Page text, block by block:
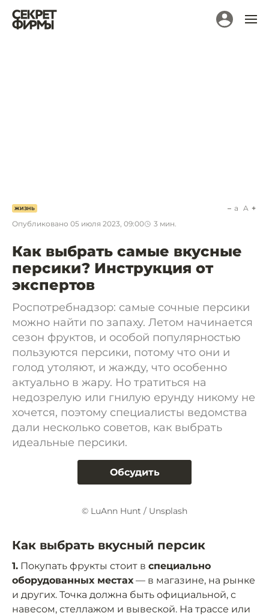
ЖИЗНЬ
Опубликовано 05 июля 2023, 09:00 3 мин.
a A
Как выбрать самые вкусные
персики? Инструкция от
экспертов
Роспотребнадзор: самые сочные персики
можно найти по запаху. Летом начинается
сезон фруктов, и особой популярностью
пользуются персики, потому что они и
голод утоляют, и жажду, что особенно
актуально в жару. Но тратиться на
недозрелую или гнилую ерунду никому не
хочется, поэтому специалисты ведомства
дали несколько советов, как выбрать
идеальные персики.
Обсудить
© LuAnn Hunt / Unsplash
Как выбрать вкусный персик
1. Покупать фрукты стоит в специально
оборудованных местах— в магазине, на рынке
и других. Точка должна быть официальной, с
навесом, стеллажом и вывеской. На трассе или